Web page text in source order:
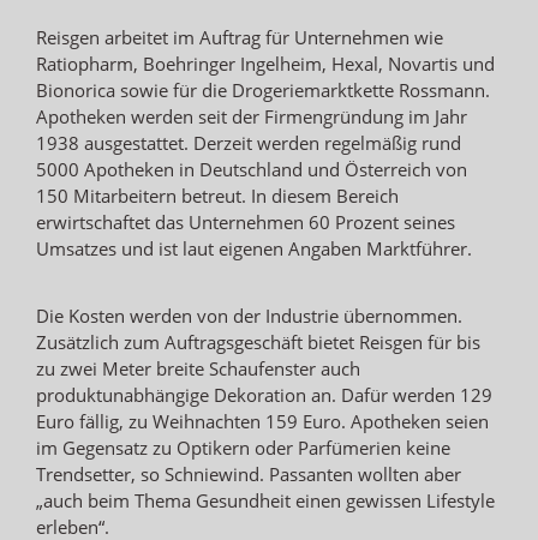
Reisgen arbeitet im Auftrag für Unternehmen wie
Ratiopharm, Boehringer Ingelheim, Hexal, Novartis und
Bionorica sowie für die Drogeriemarktkette Rossmann.
Apotheken werden seit der Firmengründung im Jahr
1938 ausgestattet. Derzeit werden regelmäßig rund
5000 Apotheken in Deutschland und Österreich von
150 Mitarbeitern betreut. In diesem Bereich
erwirtschaftet das Unternehmen 60 Prozent seines
Umsatzes und ist laut eigenen Angaben Marktführer.
Die Kosten werden von der Industrie übernommen.
Zusätzlich zum Auftragsgeschäft bietet Reisgen für bis
zu zwei Meter breite Schaufenster auch
produktunabhängige Dekoration an. Dafür werden 129
Euro fällig, zu Weihnachten 159 Euro. Apotheken seien
im Gegensatz zu Optikern oder Parfümerien keine
Trendsetter, so Schniewind. Passanten wollten aber
„auch beim Thema Gesundheit einen gewissen Lifestyle
erleben“.